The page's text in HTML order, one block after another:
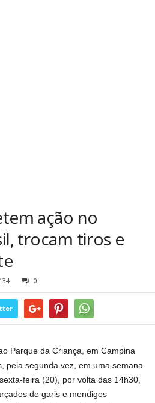
ação no
trocam tiros e
134 0
Parque da Criança, em Campina
pela segunda vez, em uma semana.
feira (20), por volta das 14h30,
de garis e mendigos